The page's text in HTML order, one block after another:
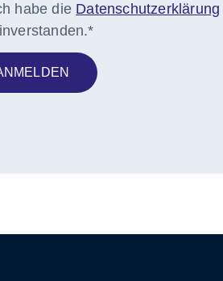
habe die Datenschutzerklärung